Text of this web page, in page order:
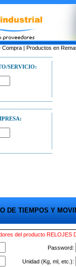
Compra| Productos en
SERVICIO:
DE TIEMPOS Y
del producto RELOJES
Password:
Unidad (Kg, ml, etc.):